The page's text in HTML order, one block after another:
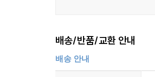
배송/반품/교환 안내
배송 안내